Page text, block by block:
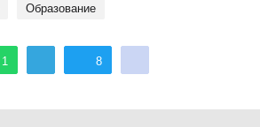
Образование
1 8